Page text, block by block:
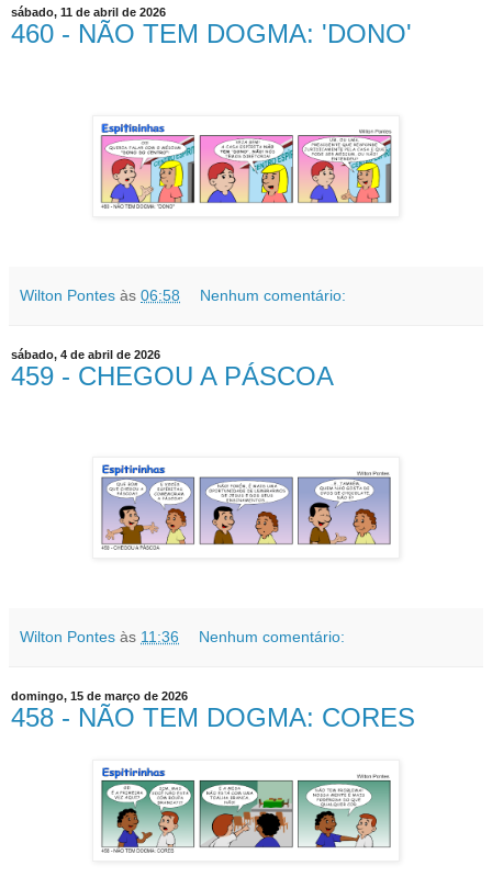
sábado, 11 de abril de 2026
460 - NÃO TEM DOGMA: 'DONO'
Wilton Pontes às 06:58 Nenhum comentário:
sábado, 4 de abril de 2026
459 - CHEGOU A PÁSCOA
Wilton Pontes às 11:36 Nenhum comentário:
domingo, 15 de março de 2026
458 - NÃO TEM DOGMA: CORES